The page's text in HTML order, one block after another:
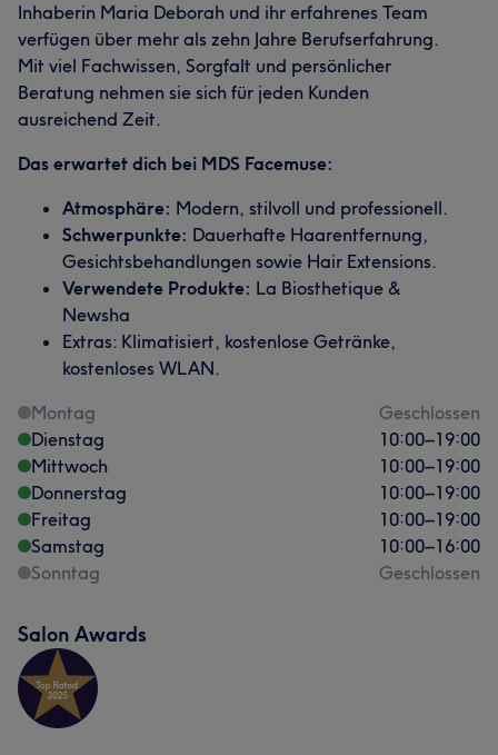
Inhaberin Maria Deborah und ihr erfahrenes Team
verfügen über mehr als zehn Jahre Berufserfahrung.
Mit viel Fachwissen, Sorgfalt und persönlicher
Beratung nehmen sie sich für jeden Kunden
ausreichend Zeit.
Das erwartet dich bei MDS Facemuse:
Atmosphäre: Modern, stilvoll und professionell.
Schwerpunkte: Dauerhafte Haarentfernung,
Gesichtsbehandlungen sowie Hair Extensions.
Verwendete Produkte: La Biosthetique &
Newsha
Extras: Klimatisiert, kostenlose Getränke,
kostenloses WLAN.
Montag
Geschlossen
Dienstag
10:00–19:00
Mittwoch
10:00–19:00
Donnerstag
10:00–19:00
Freitag
10:00–19:00
Samstag
10:00–16:00
Sonntag
Geschlossen
Salon Awards